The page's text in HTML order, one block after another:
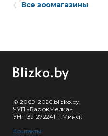
Все зоомагазины
© 2009-2026 blizko.by,
ЧУП «БарокМедиа»,
УНП 391272241, г.Минск
Контакты